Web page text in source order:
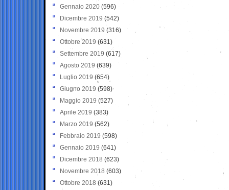
Gennaio 2020 (596)
Dicembre 2019 (542)
Novembre 2019 (316)
Ottobre 2019 (631)
Settembre 2019 (617)
Agosto 2019 (639)
Luglio 2019 (654)
Giugno 2019 (598)
Maggio 2019 (527)
Aprile 2019 (383)
Marzo 2019 (562)
Febbraio 2019 (598)
Gennaio 2019 (641)
Dicembre 2018 (623)
Novembre 2018 (603)
Ottobre 2018 (631)